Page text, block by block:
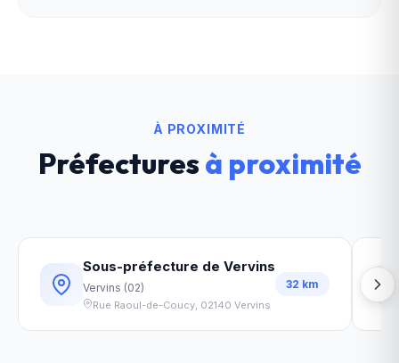
À PROXIMITÉ
Préfecturesà proximité
Sous-préfecture de Vervins
Vervins (02)
Rue Raoul-de-Coucy, 02140 Vervins
32 km